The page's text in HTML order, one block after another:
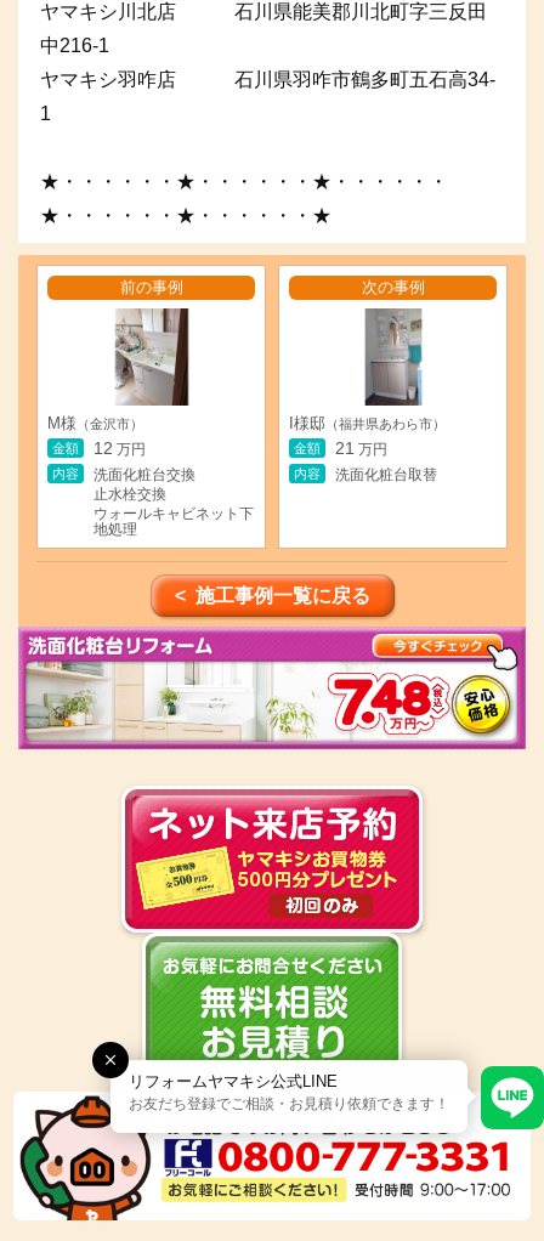
ヤマキシ川北店 石川県能美郡川北町字三反田
中216-1
ヤマキシ羽咋店 石川県羽咋市鶴多町五石高34-
1
★・・・・・・★・・・・・・★・・・・・・
★・・・・・・★・・・・・・★
前の事例
M様 （金沢市）
金額
12 万円
内容
洗面化粧台交換
止水栓交換
ウォールキャビネット下
地処理
次の事例
I様邸 （福井県あわら市）
金額
21 万円
内容
洗面化粧台取替
< 施工事例一覧に戻る
リフォームヤマキシ公式LINE
お友だち登録でご相談・お見積り依頼できます！